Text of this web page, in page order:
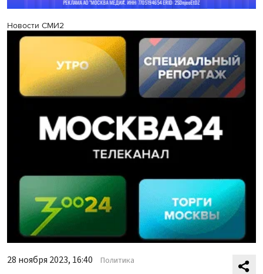
Новости СМИ2
28 ноября 2023, 16:40 Политика